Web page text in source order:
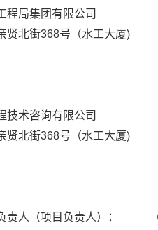
程局集团有限公司
贤北街368号（水工大厦)
技术咨询有限公司
贤北街368号（水工大厦)
负责人（项目负责人）：